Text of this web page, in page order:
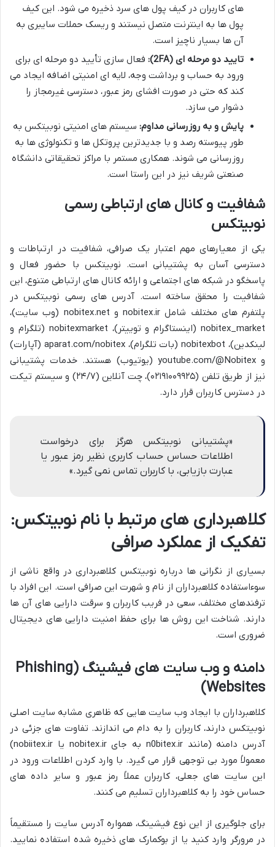
های کاربران در کیف پول های سرد ذخیره می شود. این کیف
پول ها به اینترنت متصل نیستند و ریسک حملات سایبری به
آن ها بسیار ناچیز است.
تایید دو مرحله ای (2FA):
فعال سازی تأیید دو مرحله ای برای
ورود به حساب و برداشت وجه، لایه ای امنیتی اضافه ایجاد می
کند که حتی در صورت افشای رمز عبور، دسترسی غیرمجاز را
دشوار می سازد.
پایش و به روزرسانی مداوم: سیستم های امنیتی نوبیتکس به
طور پیوسته رصد و با جدیدترین پروتکل ها و تکنولوژی ها به
روزرسانی می شوند. همکاری مستمر با مراکز تحقیقاتی دانشگاه
صنعتی شریف نیز در این راستا است.
شفافیت و کانال های ارتباطی رسمی
نوبیتکس
یکی از معیارهای مهم اعتبار یک صرافی، شفافیت در ارتباطات و
دسترسی آسان به پشتیبانی است. نوبیتکس با حضور فعال و
پاسخگو در شبکه های اجتماعی و ارائه کانال های ارتباطی متنوع، این
شفافیت را محقق ساخته است. آدرس های رسمی نوبیتکس در
پلتفرم های مختلف شامل nobitex.ir و nobitex.net (وب سایت)،
nobitex_market (اینستاگرام و توییتر)، nobitexmarket (تلگرام و
لینکدین)، nobitexbot (بات تلگرام)، aparat.com/nobitex (آپارات)
و youtube.com/@Nobitex (یوتیوب) هستند. خدمات پشتیبانی
نیز از طریق تلفن (۰۲۱۹۱۰۰۹۹۲۵)، چت آنلاین (۲۴/۷) و سیستم تیکت
در دسترس کاربران قرار دارد.
«پشتیبانی نوبیتکس هرگز برای درخواست
اطلاعات حساس حساب کاربری نظیر رمز عبور یا
عبارت بازیابی، با کاربران تماس نمی گیرد.»
کلاهبرداری های مرتبط با نام نوبیتکس:
تفکیک از عملکرد صرافی
بسیاری از نگرانی ها درباره نوبیتکس کلاهبرداری در واقع ناشی از
سوءاستفاده کلاهبرداران از نام و شهرت این صرافی است. این افراد با
ترفندهای مختلف، سعی در فریب کاربران و سرقت دارایی های آن ها
دارند. شناخت این روش ها برای حفظ امنیت دارایی های دیجیتال
ضروری است.
دامنه و وب سایت های فیشینگ (Phishing
Websites)
کلاهبرداران با ایجاد وب سایت هایی که ظاهری مشابه سایت اصلی
نوبیتکس دارند، کاربران را به دام می اندازند. تفاوت های جزئی در
آدرس دامنه (مانند n0bitex.ir به جای nobitex.ir یا nobiitex.ir)
معمولاً مورد بی توجهی قرار می گیرد. با وارد کردن اطلاعات ورود در
این سایت های جعلی، کاربران عملاً رمز عبور و سایر داده های
حساس خود را به کلاهبرداران تسلیم می کنند.
برای جلوگیری از این نوع فیشینگ، همواره آدرس سایت را مستقیماً
در مرورگر وارد کنید یا از بوکمارک های ذخیره شده استفاده نمایید.